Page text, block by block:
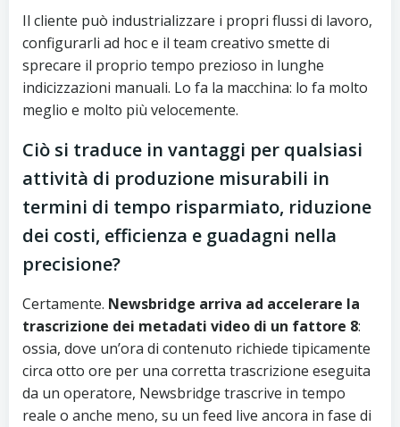
Il cliente può industrializzare i propri flussi di lavoro,
configurarli ad hoc e il team creativo smette di
sprecare il proprio tempo prezioso in lunghe
indicizzazioni manuali. Lo fa la macchina: lo fa molto
meglio e molto più velocemente.
Ciò si traduce in vantaggi per qualsiasi
attività di produzione misurabili in
termini di tempo risparmiato, riduzione
dei costi, efficienza e guadagni nella
precisione?
Certamente. Newsbridge arriva ad accelerare la
trascrizione dei metadati video di un fattore 8:
ossia, dove un’ora di contenuto richiede tipicamente
circa otto ore per una corretta trascrizione eseguita
da un operatore, Newsbridge trascrive in tempo
reale o anche meno, su un feed live ancora in fase di